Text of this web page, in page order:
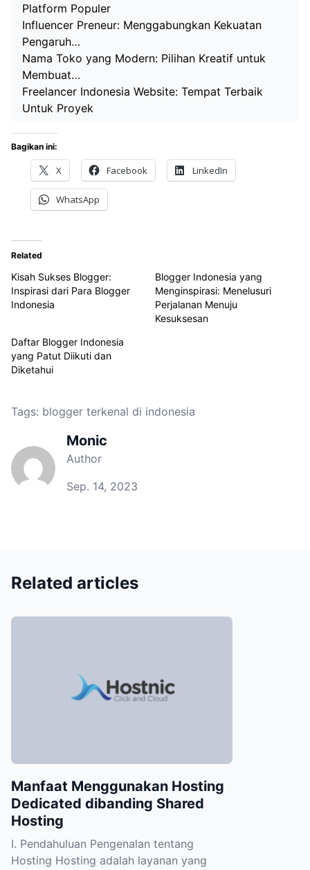
Platform Populer
Influencer Preneur: Menggabungkan Kekuatan
Pengaruh…
Nama Toko yang Modern: Pilihan Kreatif untuk
Membuat…
Freelancer Indonesia Website: Tempat Terbaik
Untuk Proyek
Bagikan ini:
X Facebook LinkedIn
WhatsApp
Related
Kisah Sukses Blogger:
Inspirasi dari Para Blogger
Indonesia
Blogger Indonesia yang
Menginspirasi: Menelusuri
Perjalanan Menuju
Kesuksesan
Daftar Blogger Indonesia
yang Patut Diikuti dan
Diketahui
Tags: blogger terkenal di indonesia
Monic
Author
Sep. 14, 2023
Related articles
Manfaat Menggunakan Hosting
Dedicated dibanding Shared
Hosting
I. Pendahuluan Pengenalan tentang
Hosting Hosting adalah layanan yang